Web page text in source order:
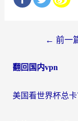
导
← 前一
翻回国内vpn